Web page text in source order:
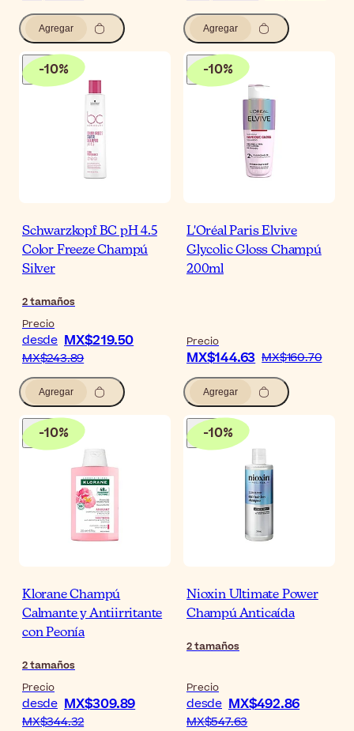
Agregar Agregar
-10%
Schwarzkopf BC pH 4.5
Color Freeze Champú
Silver
2tamaños
Precio
desde MX$219.50
MX$243.89
Agregar
-10%
L'Oréal Paris Elvive
Glycolic Gloss Champú
200ml
Precio
MX$144.63 MX$160.70
Agregar
-10%
Klorane Champú
Calmante y Antiirritante
con Peonía
2tamaños
Precio
desde MX$309.89
MX$344.32
-10%
Nioxin Ultimate Power
Champú Anticaída
2tamaños
Precio
desde MX$492.86
MX$547.63